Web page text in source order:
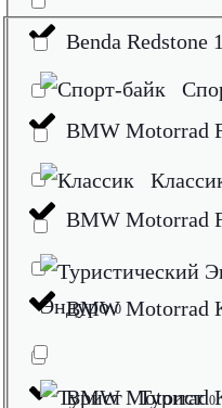
Benda Redstone
BMW Motorrad
BMW Motorrad
BMW Motorrad
BMW Motorrad
Эндуро 0
Турист 0